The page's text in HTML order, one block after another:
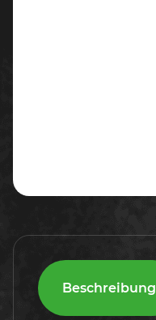
Beschreibung